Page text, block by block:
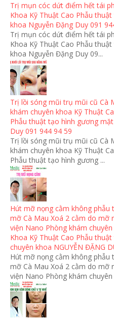
Trị mụn cóc dứt điểm hết tái
Khoa Kỹ Thuật Cao Phẫu
khoa Nguyễn Đặng Duy 091
Trị mụn cóc dứt điểm hết tái
Khoa Kỹ Thuật Cao Phẫu
khoa Nguyễn Đặng Duy 09...
Trị lồi sóng mũi trụ mũi cũ Cà
khám chuyên khoa Kỹ Thuật
Phẫu thuật tạo hình gương
Duy 091 944 94 59
Trị lồi sóng mũi trụ mũi cũ Cà
khám chuyên khoa Kỹ Thuật
Phẫu thuật tạo hình gương ...
Hút mỡ nọng cằm không
mỡ Cà Mau Xoá 2 cằm do mỡ
viện Nano Phòng khám
Khoa Kỹ Thuật Cao Phẫu
chuyên khoa NGUYỄN ĐẶNG
Hút mỡ nọng cằm không
mỡ Cà Mau Xoá 2 cằm do mỡ
viện Nano Phòng khám chuyên